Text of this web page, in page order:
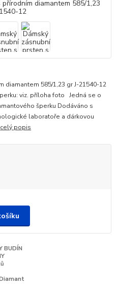
diamantem 585/1,23 gr J-21540-12
viz. příloha foto Jedná se o
šperku Dodáváno s
laboratoře a dárkovou
celý popis
BUDÍN